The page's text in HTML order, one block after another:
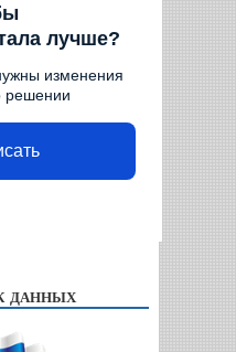
лучше?
изменения
решении
данных